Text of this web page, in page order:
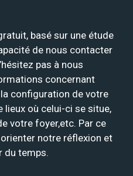
basé sur une étude
de nous contacter
pas à nous
concernant
configuration de votre
lieux où celui-ci se situe,
votre foyer,etc. Par ce
notre réflexion et
du temps.